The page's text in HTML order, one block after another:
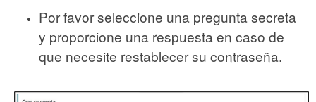
Por favor seleccione una pregunta secreta
y proporcione una respuesta en caso de
que necesite restablecer su contraseña.